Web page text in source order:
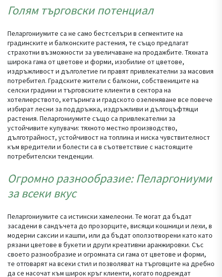
Голям търговски потенциал
Пеларгониумите са не само бестселъри в сегментите на
градинските и балконските растения, те също предлагат
страхотни възможности за увеличаване на продажбите. Тяхната
широка гама от цветове и форми, изобилие от цветове,
издръжливост и дълголетие ги правят привлекателни за масовия
потребител. Градските жители с балкони, собствениците на
селски градини и търговските клиенти в сектора на
хотелиерството, кетъринга и градското озеленяване все повече
избират лесни за поддръжка, издръжливи и дългоцъфтящи
растения. Пеларгониумите също са привлекателни за
устойчивите купувачи: тяхното местно производство,
дълготрайност, устойчивост на топлина и ниска чувствителност
към вредители и болести са в съответствие с настоящите
потребителски тенденции.
Огромно разнообразие: Пеларгониуми
за всеки вкус
Пеларгониумите са истински хамелеони. Те могат да бъдат
засадени в сандъчета до прозорците, висящи кошници и лехи, в
модерни саксии и кашпи, или да бъдат оползотворени като като
рязани цветове в букети и други креативни аранжировки. Със
своето разнообразие и огромната си гама от цветове и форми,
те отговарят на всеки стил и позволяват на търговците на дребно
да се насочат към широк кръг клиенти, когато подреждат